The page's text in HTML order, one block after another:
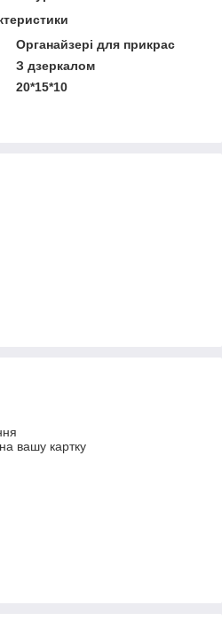
Органайзері для прикрас
З дзеркалом
20*15*10
вашу картку